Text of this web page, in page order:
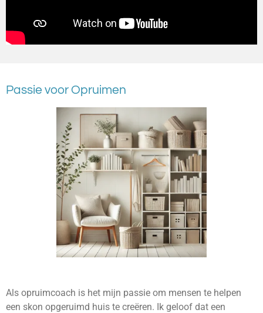
Passie voor Opruimen
Als opruimcoach is het mijn passie om mensen te helpen
een skon opgeruimd huis te creëren. Ik geloof dat een